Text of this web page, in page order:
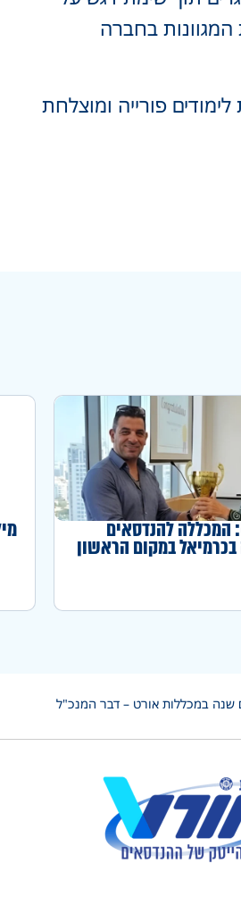
המגוונות בחברה
פורייה ומוצלחת
להנדסאים
במקום הראשון
לשנה"ל תשפ"ה
שנה במכללות אורט – דבר המנכ"ל